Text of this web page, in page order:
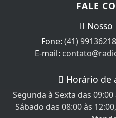
FALE
Fone: (41)
E-mail:
Horário de
Segunda à Sexta das
Sábado das 08:00 às